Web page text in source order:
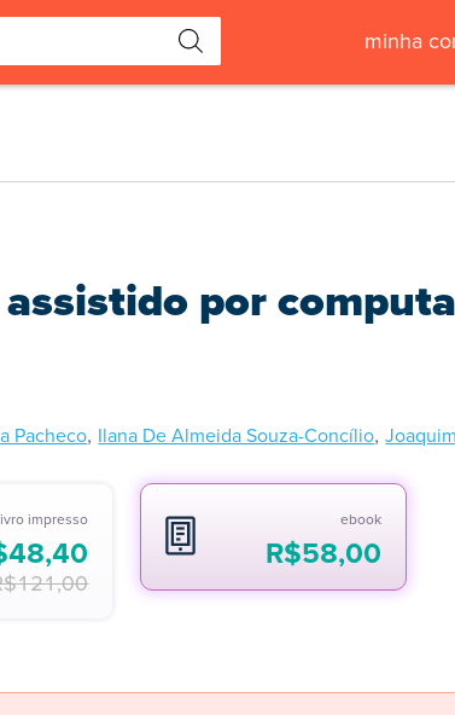
minha
por
Pacheco, Ilana De Almeida Souza-Concílio,
impresso
121,00
48,40
ebook
R$58,00